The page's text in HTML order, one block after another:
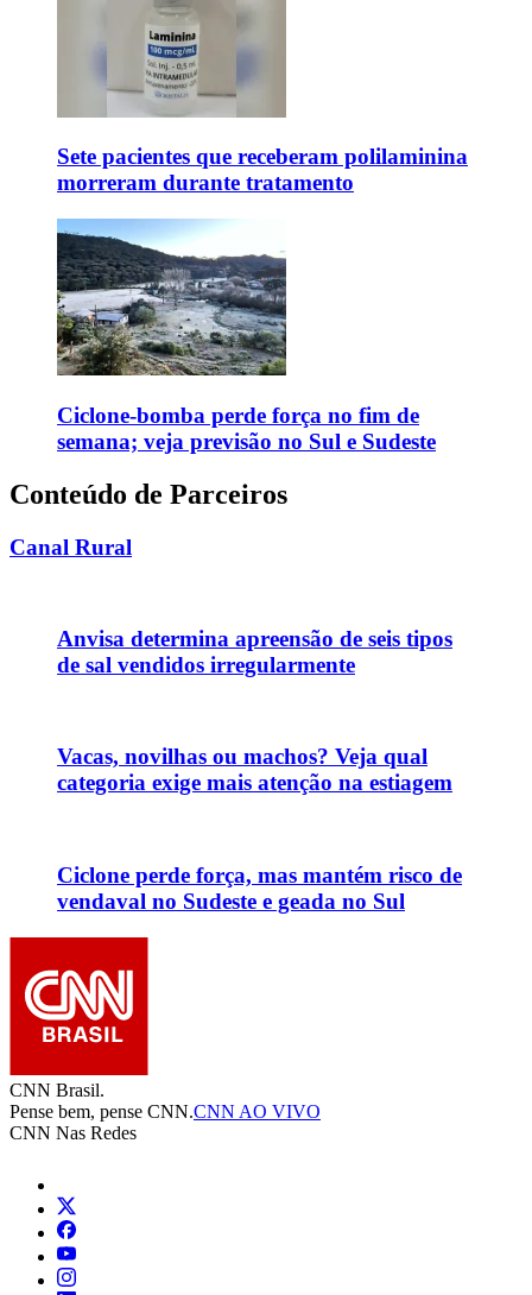
Sete pacientes que receberam polilaminina
morreram durante tratamento
Ciclone-bomba perde força no fim de
semana; veja previsão no Sul e Sudeste
Conteúdo de Parceiros
Canal Rural
Anvisa determina apreensão de seis tipos
de sal vendidos irregularmente
Vacas, novilhas ou machos? Veja qual
categoria exige mais atenção na estiagem
Ciclone perde força, mas mantém risco de
vendaval no Sudeste e geada no Sul
CNN Brasil.
Pense bem, pense CNN.CNN AO VIVO
CNN Nas Redes